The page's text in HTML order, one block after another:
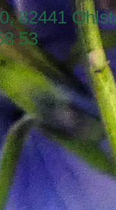
82441
53